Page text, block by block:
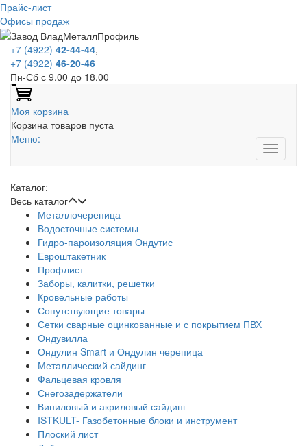
Прайс-лист
Офисы продаж
+7 (4922) 42-44-44,
+7 (4922) 46-20-46
Пн-Сб с 9.00 до 18.00
Моя корзина
Корзина товаров пуста
Меню:
Каталог:
Весь каталог
Металлочерепица
Водосточные системы
Гидро-пароизоляция Ондутис
Евроштакетник
Профлист
Заборы, калитки, решетки
Кровельные работы
Сопутствующие товары
Сетки сварные оцинкованные и с покрытием ПВХ
Ондувилла
Ондулин Smart и Ондулин черепица
Металлический сайдинг
Фальцевая кровля
Снегозадержатели
Виниловый и акриловый сайдинг
ISTKULT- Газобетонные блоки и инструмент
Плоский лист